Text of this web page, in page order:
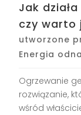
Jak
czy warto
utworzone
Energia
Ogrzewanie
rozwiązanie,
wśród